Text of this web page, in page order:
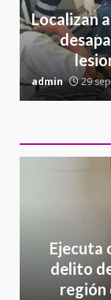
Localizan
admin 29
Ejecuta
delito
región